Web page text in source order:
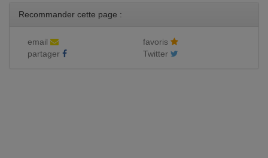
Recommander cette page :
email
favoris
partager
Twitter